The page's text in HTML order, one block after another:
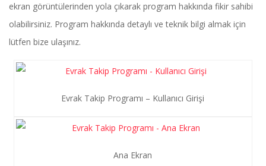
ekran görüntülerinden yola çıkarak program hakkında fikir sahibi
olabilirsiniz. Program hakkında detaylı ve teknik bilgi almak için
lütfen bize ulaşınız.
Evrak Takip Programı – Kullanıcı Girişi
Ana Ekran